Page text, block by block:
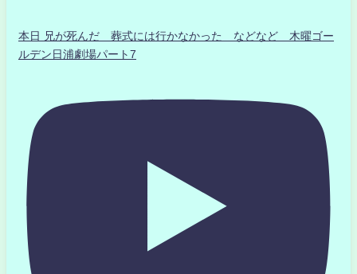
本日 兄が死んだ 葬式には行かなかった などなど 木曜ゴー
ルデン日浦劇場パート7